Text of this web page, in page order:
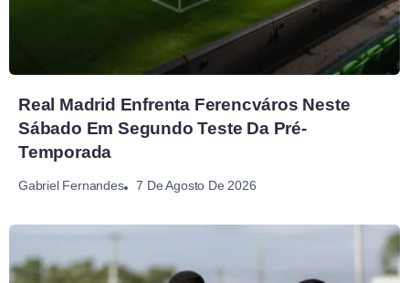
Real Madrid Enfrenta Ferencváros Neste
Sábado Em Segundo Teste Da Pré-
Temporada
Gabriel Fernandes 7 De Agosto De 2026